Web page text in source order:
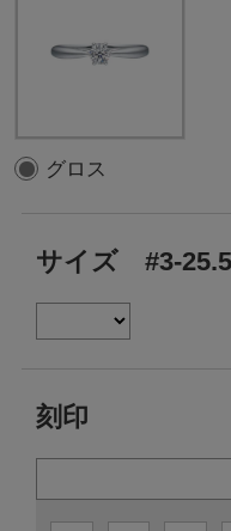
グロス
サイズ #3-25.5
刻印